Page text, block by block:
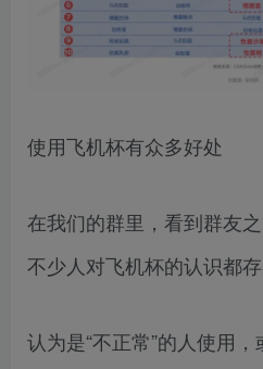
使用飞机杯有众多好处
在我们的群里，看到群友
不少人对飞机杯的认识都
认为是“不正常”的人使用